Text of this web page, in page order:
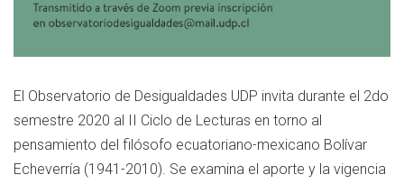
El Observatorio de Desigualdades UDP invita durante el 2do
semestre 2020 al II Ciclo de Lecturas en torno al
pensamiento del filósofo ecuatoriano-mexicano Bolívar
Echeverría (1941-2010). Se examina el aporte y la vigencia